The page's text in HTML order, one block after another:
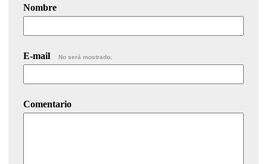
Nombre
E-mail No será mostrado.
Comentario